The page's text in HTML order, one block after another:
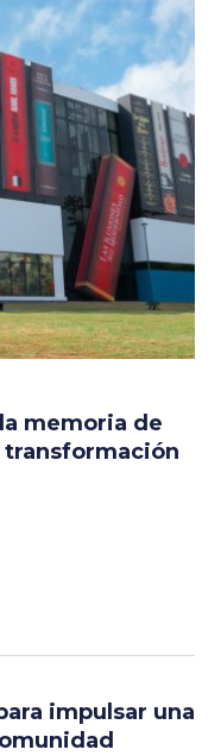
memoria de
transformación
impulsar una